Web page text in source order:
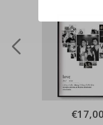
Special
Price
€17,00